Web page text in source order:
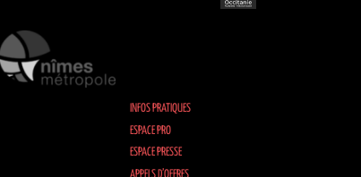
INFOS PRATIQUES
ESPACE PRO
ESPACE PRESSE